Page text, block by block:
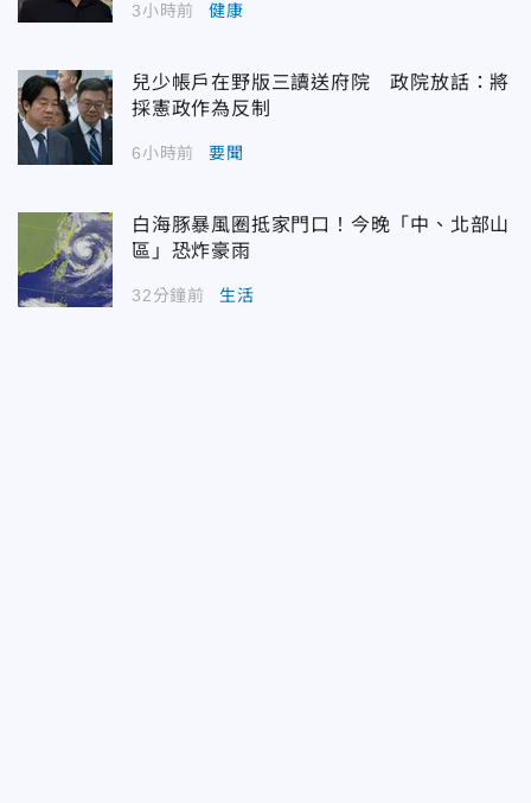
3小時前 健康
兒少帳戶在野版三讀送府院 政院放話：將
採憲政作為反制
6小時前 要聞
白海豚暴風圈抵家門口！今晚「中、北部山
區」恐炸豪雨
32分鐘前 生活